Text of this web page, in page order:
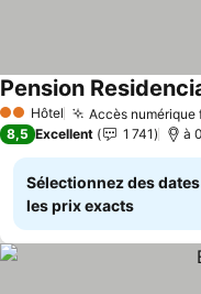
2 Étoiles
Hôtel Accès numérique
Pension
8,5 Excellent 1 741 à
Sélectionnez des
les prix exacts